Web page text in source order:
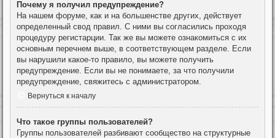
Почему я получил предупреждение?
На нашем форуме, как и на большенстве других, действует
определенный свод правил. С ними вы согласились проходя
процедуру регистарции. Так же вы можете ознакомиться с их
основным перечнем выше, в соответствующем разделе. Если
вы нарушили какое-то правило, вы можете получить
предупреждение. Если вы не понимаете, за что получили
предупреждение, свяжитесь с администратором.
Вернуться к началу
Что такое группы пользователей?
Группы пользователей разбивают сообщество на структурные